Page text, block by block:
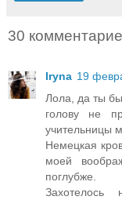
30
Iryna 19
Лола, да ты
голову не
учительницы
Немецкая
моей
поглубже.
Захотелось